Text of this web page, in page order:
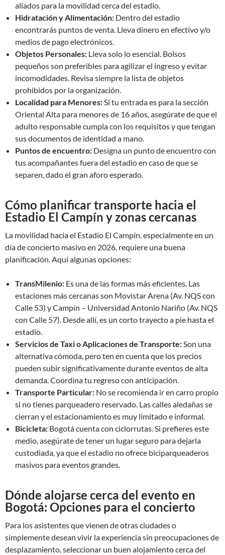
aliados para la movilidad cerca del estadio.
Hidratación y Alimentación: Dentro del estadio
encontrarás puntos de venta. Lleva dinero en efectivo y/o
medios de pago electrónicos.
Objetos Personales: Lleva solo lo esencial. Bolsos
pequeños son preferibles para agilizar el ingreso y evitar
incomodidades. Revisa siempre la lista de objetos
prohibidos por la organización.
Localidad para Menores:Si tu entrada es para la sección
Oriental Alta para menores de 16 años, asegúrate de que el
adulto responsable cumpla con los requisitos y que tengan
sus documentos de identidad a mano.
Puntos de encuentro: Designa un punto de encuentro con
tus acompañantes fuera del estadio en caso de que se
separen, dado el gran aforo esperado.
Cómo planificar transporte hacia el
Estadio El Campín y zonas cercanas
La movilidad hacia el Estadio El Campín, especialmente en un
día de concierto masivo en 2026, requiere una buena
planificación. Aquí algunas opciones:
TransMilenio: Es una de las formas más eficientes. Las
estaciones más cercanas son Movistar Arena (Av. NQS con
Calle 53) y Campín – Universidad Antonio Nariño (Av. NQS
con Calle 57). Desde allí, es un corto trayecto a pie hasta el
estadio.
Servicios de Taxi o Aplicaciones de Transporte:Son una
alternativa cómoda, pero ten en cuenta que los precios
pueden subir significativamente durante eventos de alta
demanda. Coordina tu regreso con anticipación.
Transporte Particular: No se recomienda ir en carro propio
si no tienes parqueadero reservado. Las calles aledañas se
cierran y el estacionamiento es muy limitado e informal.
Bicicleta: Bogotá cuenta con ciclorrutas. Si prefieres este
medio, asegúrate de tener un lugar seguro para dejarla
custodiada, ya que el estadio no ofrece biciparqueaderos
masivos para eventos grandes.
Dónde alojarse cerca del evento en
Bogotá: Opciones para el concierto
Para los asistentes que vienen de otras ciudades o
simplemente desean vivir la experiencia sin preocupaciones de
desplazamiento, seleccionar un buen alojamiento cerca del